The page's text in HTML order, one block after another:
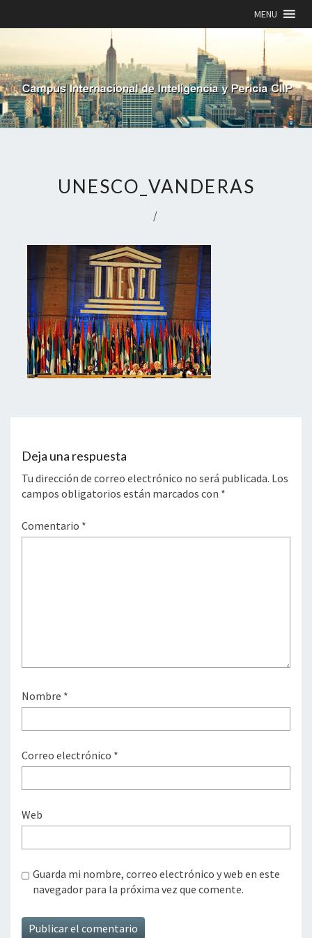
MENU
UNESCO_VANDERAS
/
Deja una respuesta
Tu dirección de correo electrónico no será publicada. Los
campos obligatorios están marcados con *
Comentario *
Nombre *
Correo electrónico *
Web
Guarda mi nombre, correo electrónico y web en este
navegador para la próxima vez que comente.